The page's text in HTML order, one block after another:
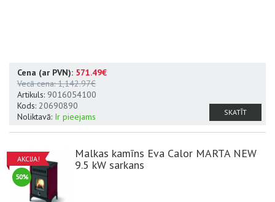
Cena (ar PVN): 571.49€
Vecā cena:1,142.97€
Artikuls: 9016054100
Kods: 20690890
Noliktavā: Ir pieejams SKATĪT
AKCIJA!
50%
Malkas kamīns Eva Calor MARTA NEW
9.5 kW sarkans